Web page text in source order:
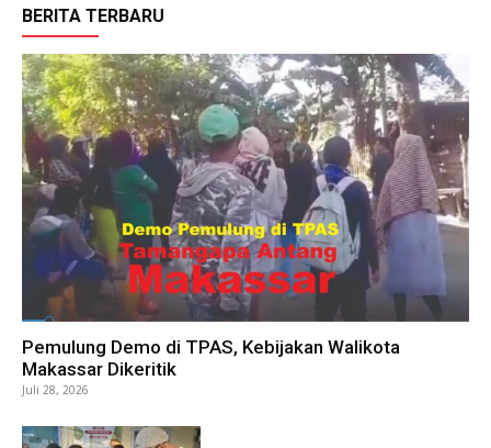
BERITA TERBARU
Pemulung Demo di TPAS, Kebijakan Walikota
Makassar Dikeritik
Juli 28, 2026